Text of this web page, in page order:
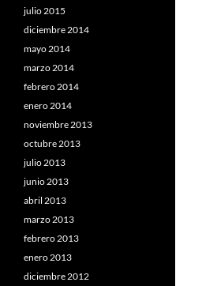
julio 2015
diciembre 2014
mayo 2014
marzo 2014
febrero 2014
enero 2014
noviembre 2013
octubre 2013
julio 2013
junio 2013
abril 2013
marzo 2013
febrero 2013
enero 2013
diciembre 2012